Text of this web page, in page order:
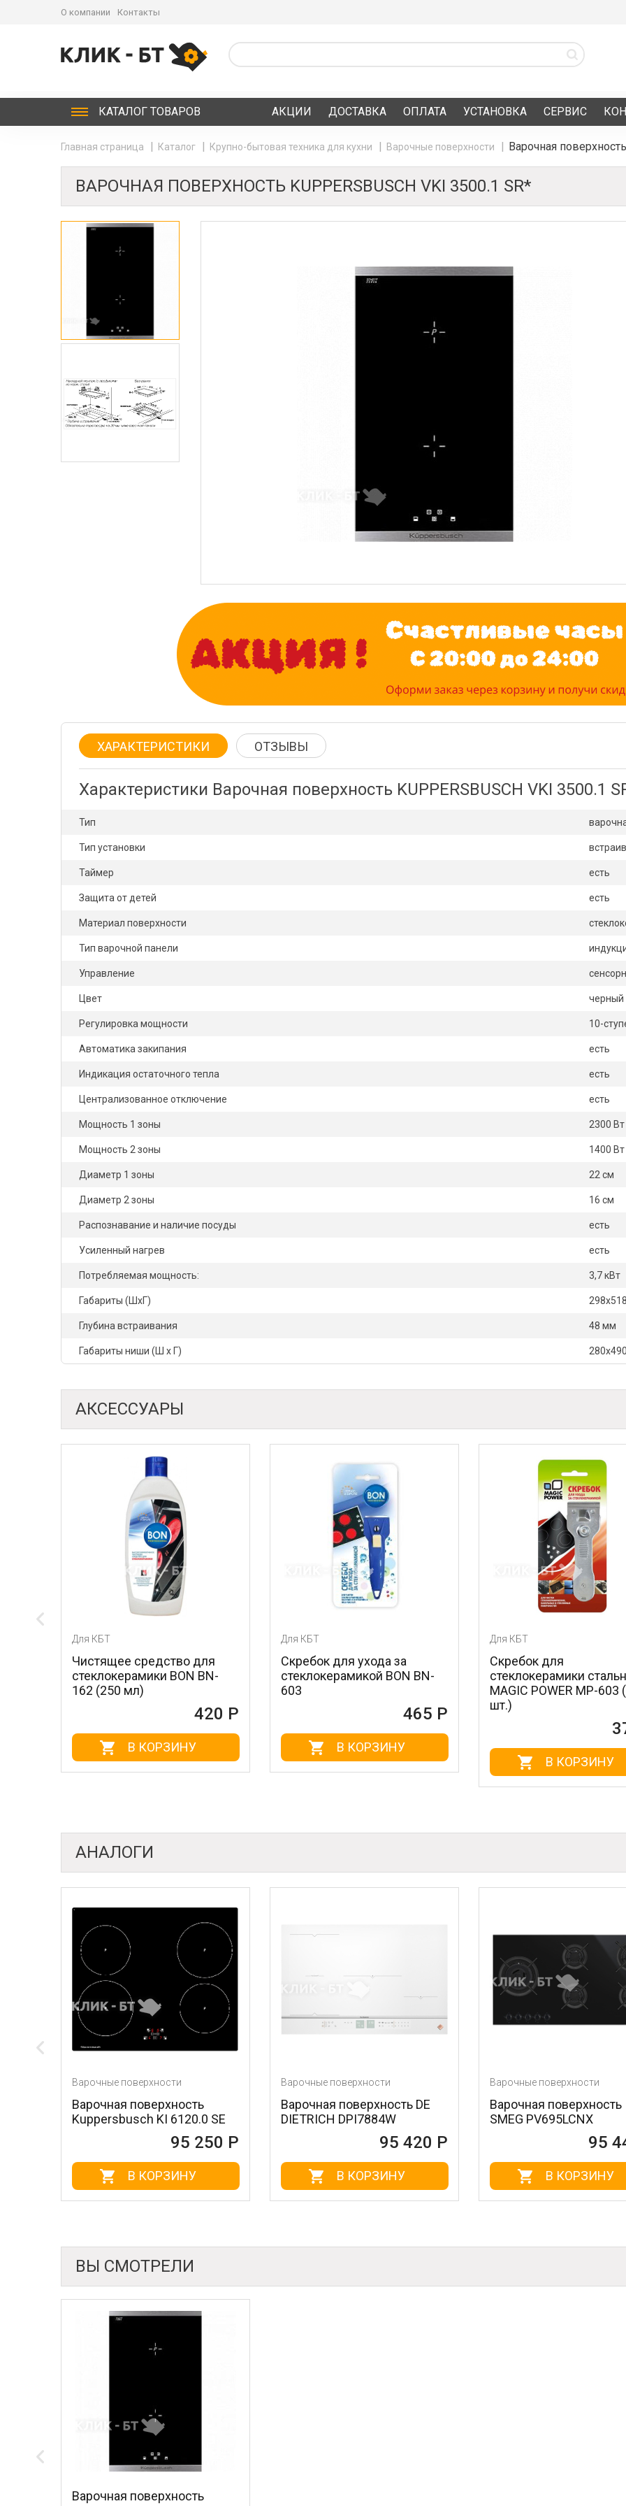
О компании Контакты
КАТАЛОГ ТОВАРОВ АКЦИИ ДОСТАВКА ОПЛАТА УСТАНОВКА СЕРВИС
Главная страница Каталог Крупно-бытовая техника для кухни Варочные поверхности Варочная
ВАРОЧНАЯ ПОВЕРХНОСТЬ KUPPERSBUSCH VKI 3500.1 SR*
ХАРАКТЕРИСТИКИ ОТЗЫВЫ
Характеристики Варочная поверхность KUPPERSBUSCH VKI 3500.1
Тип
Тип установки
Таймер есть
Защита от детей есть
Материал поверхности
Тип варочной панели
Управление
Цвет черный
Регулировка мощности 10-
Автоматика закипания есть
Индикация остаточного тепла есть
Централизованное отключение есть
Мощность 1 зоны 2300 Вт
Мощность 2 зоны 1400 Вт
Диаметр 1 зоны 22 см
Диаметр 2 зоны 16 см
Распознавание и наличие посуды есть
Усиленный нагрев есть
Потребляемая мощность: 3,7 кВт
Габариты (ШхГ)
Глубина встраивания 48 мм
Габариты ниши (Ш x Г)
АКСЕССУАРЫ
средство для
BON BN-
Скребок для ухода за
стеклокерамикой BON BN-
Скребок для
стеклокерамики стальной
MAGIC POWER MP-603 (1
шт.)
В КОРЗИНУ
BN-
АНАЛОГИ
поверхности
поверхность
KI 6120.0 SE
Варочные поверхности
Варочная поверхность DE
DIETRICH DPI7884W
Варочные поверхности
Варочная поверхность
SMEG PV695LCNX
ВЫ СМОТРЕЛИ
Варочная поверхность